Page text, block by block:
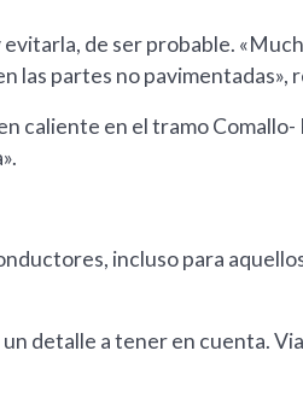
de ser probable.
las partes no pavimentadas»,
caliente en el tramo Comallo-
incluso para
detalle a tener en cuenta.